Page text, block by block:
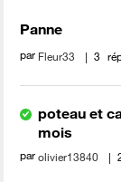
Panne
par Fleur33 3
poteau et
mois
parolivier13840